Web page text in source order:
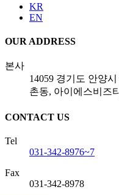
KR
EN
OUR ADDRESS
본사
14059 경기도 안양
촌동, 아이에스비즈
CONTACT US
Tel
031-342-8976~7
Fax
031-342-8978